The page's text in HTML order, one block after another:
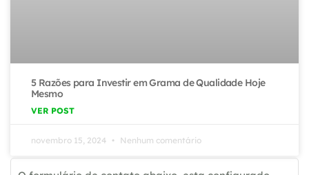
5 Razões para Investir em Grama de Qualidade Hoje
Mesmo
VER POST
novembro 15, 2024 Nenhum comentário